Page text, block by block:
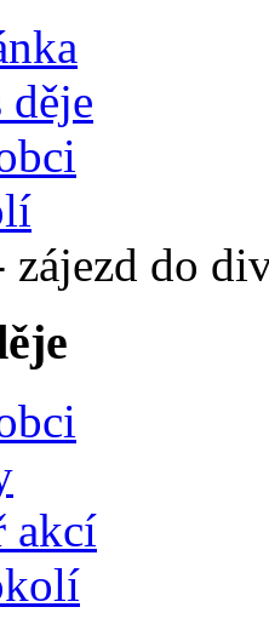
děje
do
akcí